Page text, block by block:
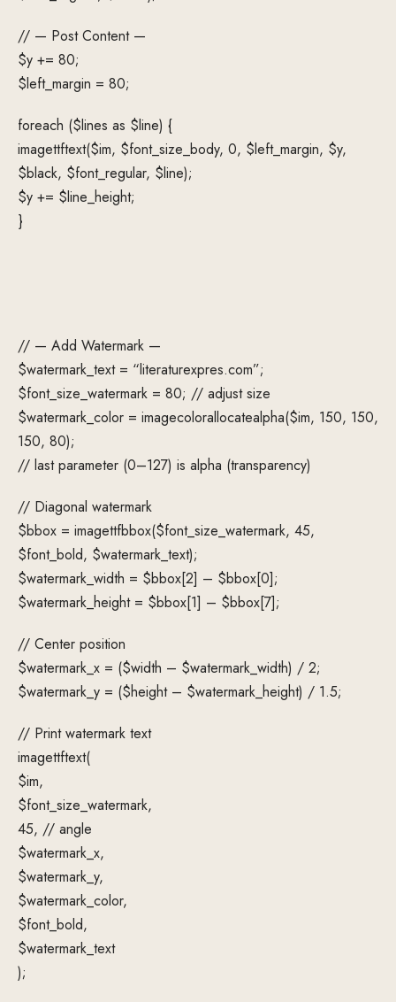
// — Post Content —
$y += 80;
$left_margin = 80;
foreach ($lines as $line) {
imagettftext($im, $font_size_body, 0, $left_margin, $y,
$black, $font_regular, $line);
$y += $line_height;
}
// — Add Watermark —
$watermark_text = “literaturexpres.com”;
$font_size_watermark = 80; // adjust size
$watermark_color = imagecolorallocatealpha($im, 150, 150,
150, 80);
// last parameter (0–127) is alpha (transparency)
// Diagonal watermark
$bbox = imagettfbbox($font_size_watermark, 45,
$font_bold, $watermark_text);
$watermark_width = $bbox[2] – $bbox[0];
$watermark_height = $bbox[1] – $bbox[7];
// Center position
$watermark_x = ($width – $watermark_width) / 2;
$watermark_y = ($height – $watermark_height) / 1.5;
// Print watermark text
imagettftext(
$im,
$font_size_watermark,
45, // angle
$watermark_x,
$watermark_y,
$watermark_color,
$font_bold,
$watermark_text
);